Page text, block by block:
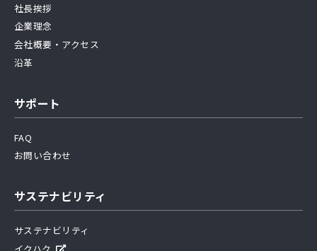
社長挨拶
企業理念
会社概要・アクセス
沿革
サポート
FAQ
お問い合わせ
サステナビリティ
サステナビリティ
イクハク